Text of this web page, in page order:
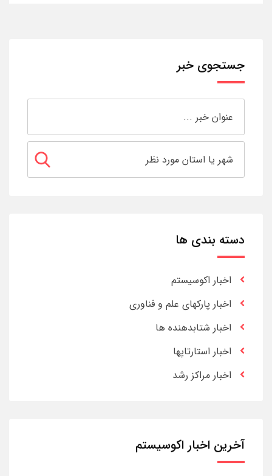
جستجوی خبر
دسته بندی ها
اخبار اکوسیستم
اخبار پارکهای علم و فناوری
اخبار شتابدهنده ها
اخبار استارتاپها
اخبار مراکز رشد
آخرین اخبار اکوسیستم